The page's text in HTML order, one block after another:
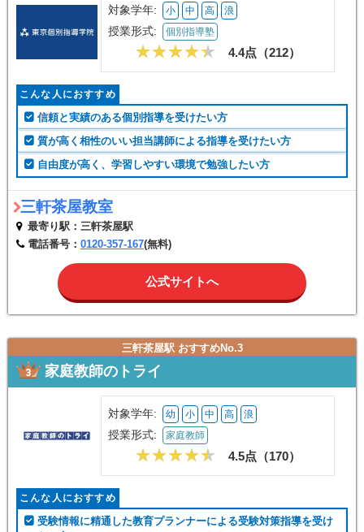
対象学年: 小 中 高 浪
授業形式: 個別指導塾
4.4点（212）
こんな人におすすめ
信頼と実績のある個別指導を受けたい方
質が高く相性のいい担当講師による指導を受けたい方
自由度が高く、学習しやすい環境で勉強したい方
三軒茶屋教室
最寄り駅：三軒茶屋駅
電話番号： 0120-357-167(無料)
公式サイトへ
三軒茶屋駅 おすすめNo.3
家庭教師のトライ
対象学年: 幼 小 中 高 浪
授業形式: 家庭教師
4.5点（170）
こんな人におすすめ
受験情報に精通した教育プランナーによる受験対策指導を受け